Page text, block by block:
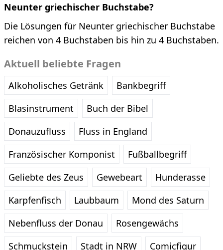
Neunter griechischer Buchstabe?
Die Lösungen für Neunter griechischer Buchstabe
reichen von 4 Buchstaben bis hin zu 4 Buchstaben.
Aktuell beliebte Fragen
Alkoholisches Getränk
Bankbegriff
Blasinstrument
Buch der Bibel
Donauzufluss
Fluss in England
Französischer Komponist
Fußballbegriff
Geliebte des Zeus
Gewebeart
Hunderasse
Karpfenfisch
Laubbaum
Mond des Saturn
Nebenfluss der Donau
Rosengewächs
Schmuckstein
Stadt in NRW Comicfigur